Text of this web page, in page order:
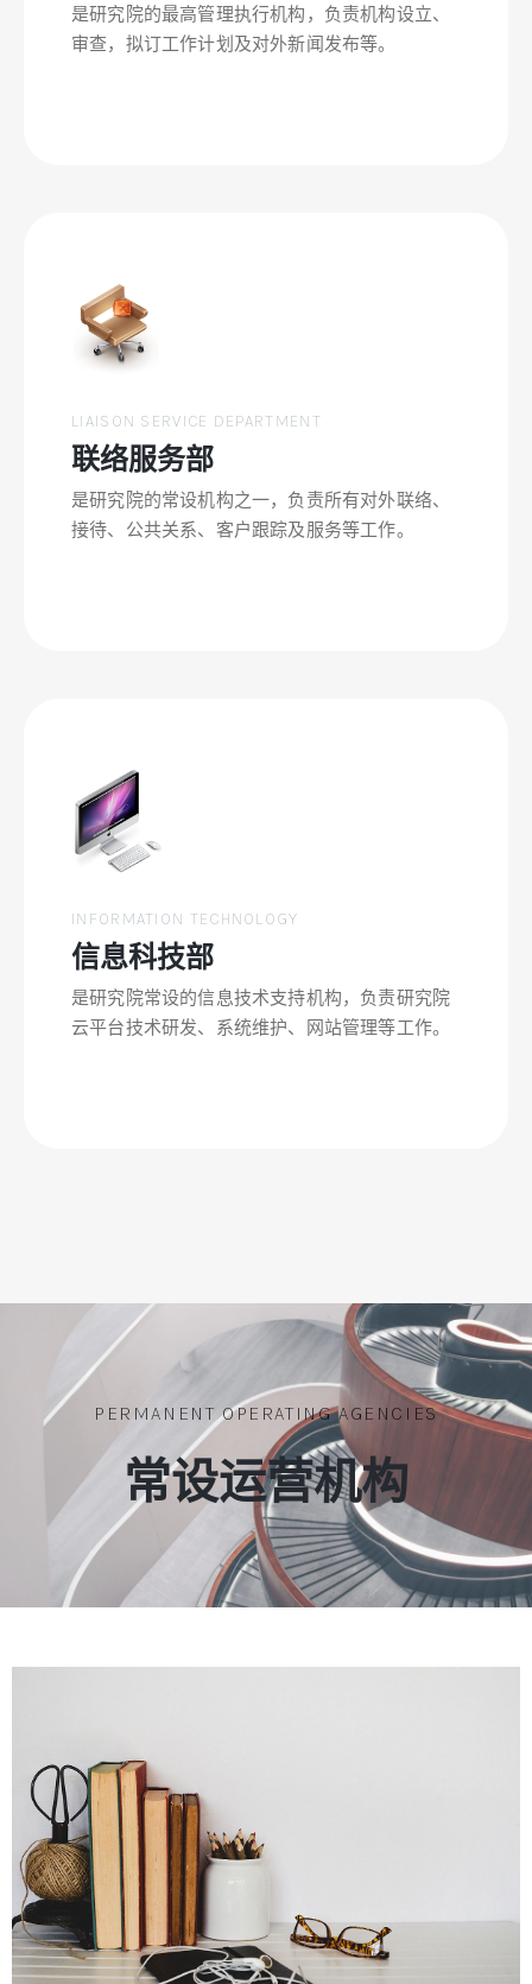
是研究院的最高管理执行机构，负责机构设立、
审查，拟订工作计划及对外新闻发布等。
LIAISON SERVICE DEPARTMENT
联络服务部
是研究院的常设机构之一，负责所有对外联络、
接待、公共关系、客户跟踪及服务等工作。
INFORMATION TECHNOLOGY
信息科技部
是研究院常设的信息技术支持机构，负责研究院
云平台技术研发、系统维护、网站管理等工作。
PERMANENT OPERATING AGENCIES
常设运营机构